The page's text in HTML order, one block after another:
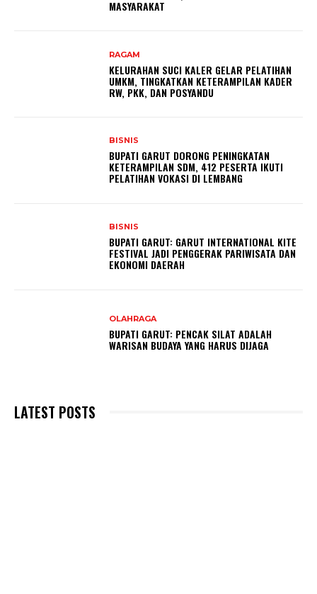
MASYARAKAT
RAGAM
KELURAHAN SUCI KALER GELAR PELATIHAN
UMKM, TINGKATKAN KETERAMPILAN KADER
RW, PKK, DAN POSYANDU
BISNIS
BUPATI GARUT DORONG PENINGKATAN
KETERAMPILAN SDM, 412 PESERTA IKUTI
PELATIHAN VOKASI DI LEMBANG
BISNIS
BUPATI GARUT: GARUT INTERNATIONAL KITE
FESTIVAL JADI PENGGERAK PARIWISATA DAN
EKONOMI DAERAH
OLAHRAGA
BUPATI GARUT: PENCAK SILAT ADALAH
WARISAN BUDAYA YANG HARUS DIJAGA
LATEST POSTS